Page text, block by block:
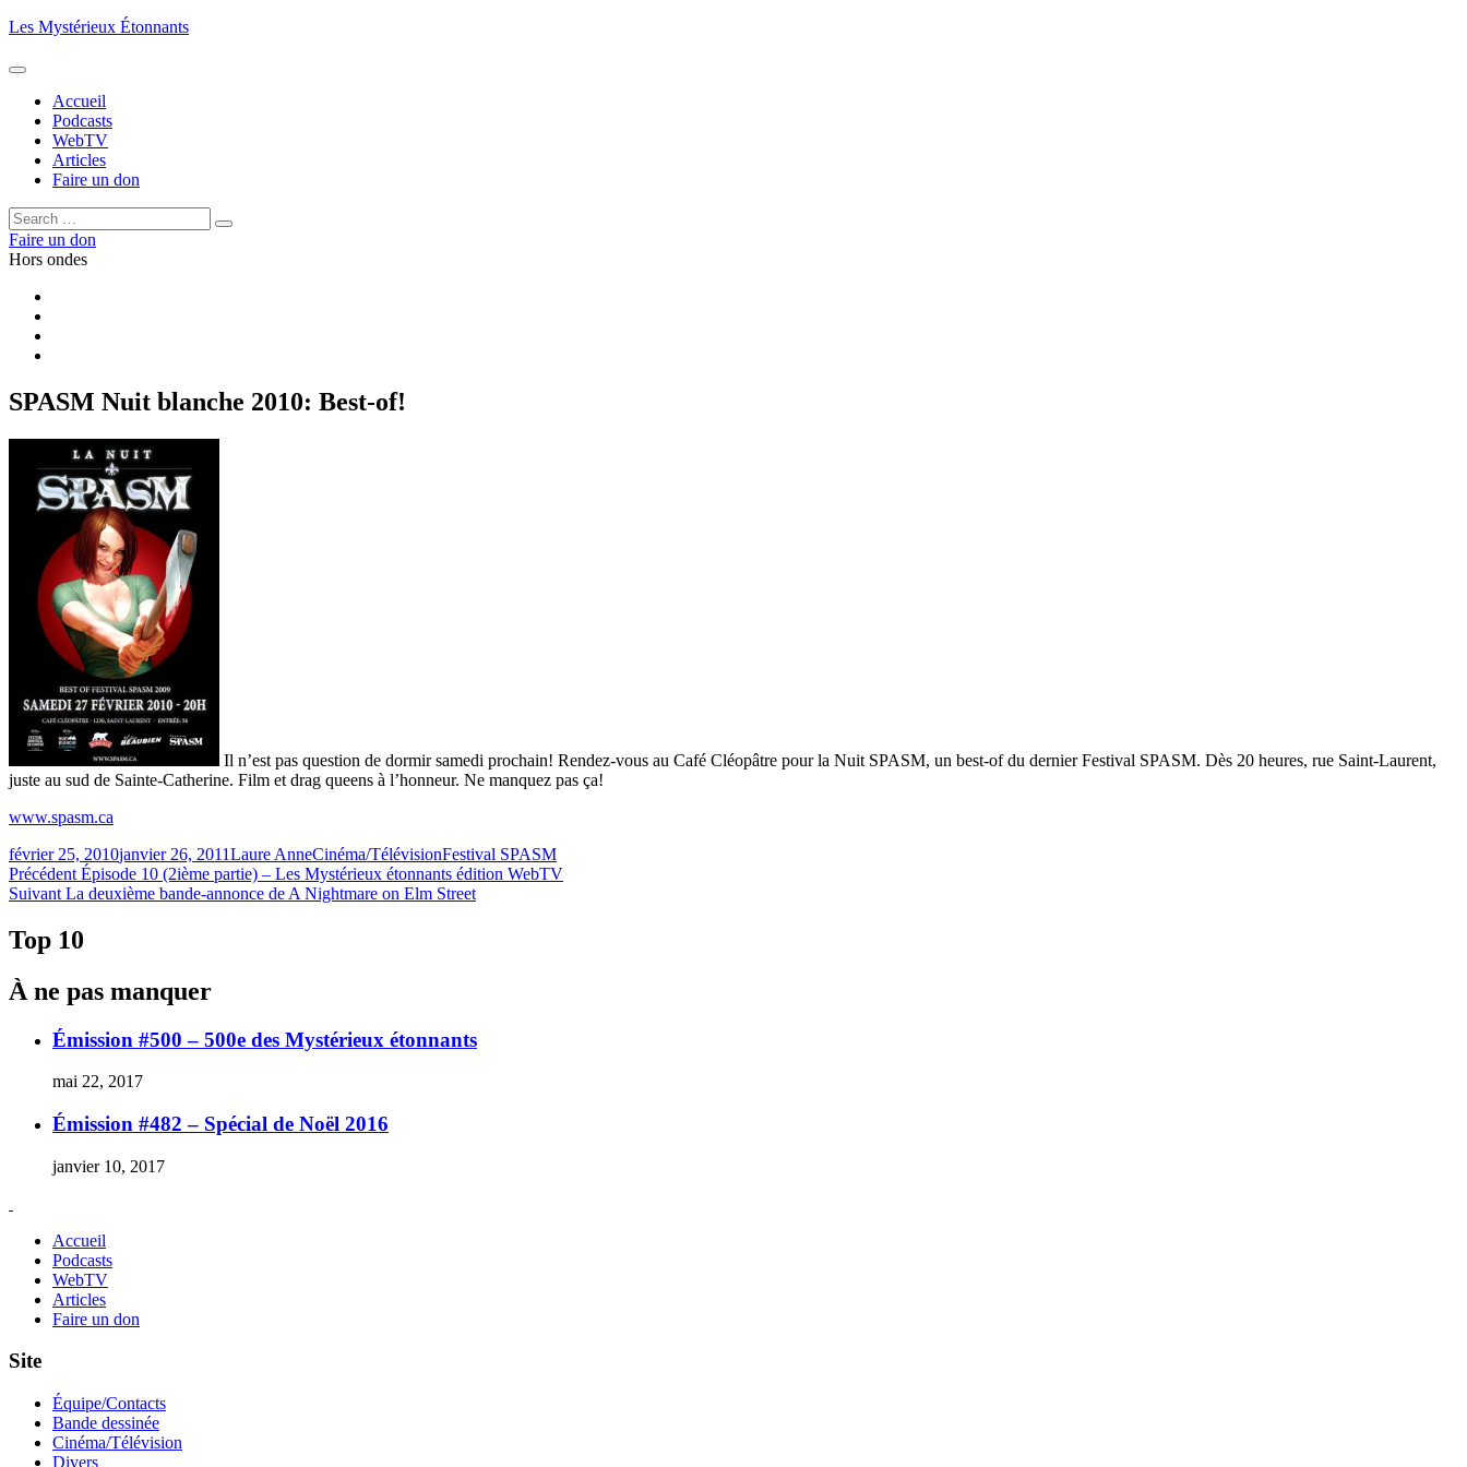
Aller
contenu
Les Mystérieux Étonnants
Accueil
Podcasts
WebTV
Articles
Faire un don
Rechercher :
Rechercher
Faire un don
Hors ondes
SPASM Nuit blanche 2010: Best-of!
Il n’est pas question de dormir samedi prochain! Rendez-vous au Café Cléopâtre pour la Nuit SPASM, un best-of du dernier Festival SPASM. Dès 20 heures, rue Saint-Laurent,
juste au sud de Sainte-Catherine. Film et drag queens à l’honneur. Ne manquez pas ça!
www.spasm.ca
Publié
le
février 25, 2010janvier 26, 2011Laure AnneCatégories
Cinéma/TélévisionÉtiquettes
Festival SPASM
Navigation
de
l'article
Précédent Article
précédent :
Épisode 10 (2ième partie) – Les Mystérieux étonnants édition WebTV
Suivant Article
La deuxième bande-annonce de A Nightmare on Elm Street
Top 10
À ne pas manquer
Émission #500 – 500e des Mystérieux étonnants
mai 22, 2017
Émission #482 – Spécial de Noël 2016
janvier 10, 2017
Accueil
Podcasts
WebTV
Articles
Faire un don
Site
Équipe/Contacts
Bande dessinée
Cinéma/Télévision
Divers